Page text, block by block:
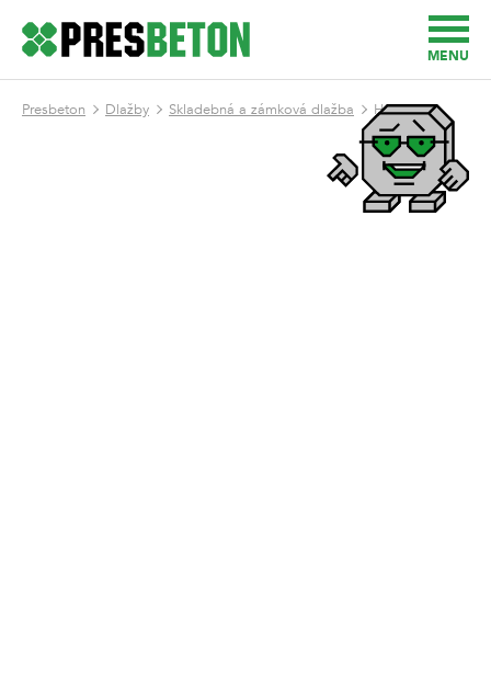
MENU
Presbeton Dlažby Skladebná a zámková dlažba H - Profil